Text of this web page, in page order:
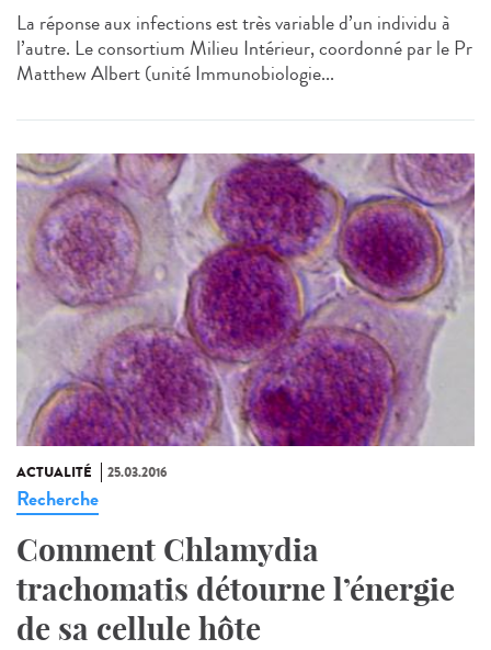
La réponse aux infections est très variable d’un individu à
l’autre. Le consortium Milieu Intérieur, coordonné par le Pr
Matthew Albert (unité Immunobiologie...
ACTUALITÉ 25.03.2016
Recherche
Comment Chlamydia
trachomatis détourne l’énergie
de sa cellule hôte